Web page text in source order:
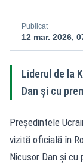
Publicat
12 mar. 2026,
Liderul de la
Dan şi cu
Preşedintele
vizită oficială în
Nicusor Dan şi